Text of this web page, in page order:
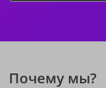
Почему мы?